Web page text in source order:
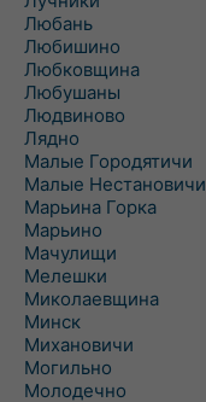
Любань
Любишино
Любковщина
Любушаны
Людвиново
Лядно
Малые Городятичи
Малые Нестановичи
Марьина Горка
Марьино
Мачулищи
Мелешки
Миколаевщина
Минск
Михановичи
Могильно
Молодечно